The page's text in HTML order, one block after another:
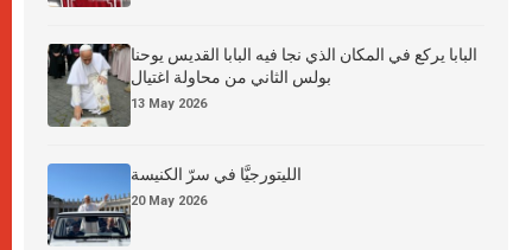
البابا يركع في المكان الذي نجا فيه البابا القديس يوحنا
بولس الثاني من محاولة اغتيال
13 May 2026
الليتورجيَّا في سرّ الكنيسة
20 May 2026